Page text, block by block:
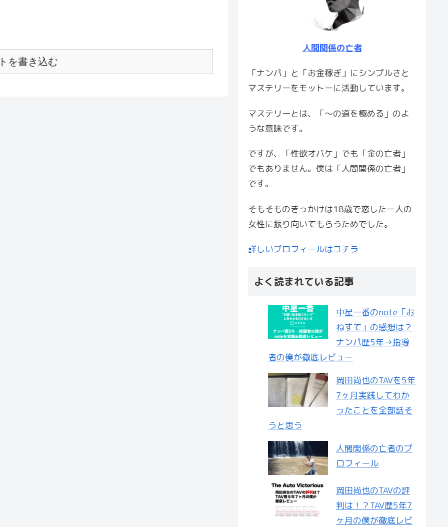
を書き込む
人間関係の亡者
「ナンパ」と「お金稼ぎ」にシンプルさと
マステリーをモットーに活動しています。
マステリーとは、「〜の道を極める」のよ
うな意味です。
ですが、「性欲オバケ」でも「金の亡者」
でもありません。僕は「人間関係の亡者」
です。
そもそものきっかけは18歳で恋した一人の
女性に振り向いてもらうためでした。
詳しいプロフィールはコチラ
よく読まれている記事
中星一番のnote「お
ねすて」の感想は？
ナンパ歴5年→指導
者の僕が徹底レビュー
岡田尚也のTAVを5年
7ヶ月実践してわか
ったことを全部話そ
うと思う
人間関係の亡者のプ
ロフィール
岡田尚也のTAVの評
判は！？TAV歴5年7
ヶ月の僕が徹底レビ